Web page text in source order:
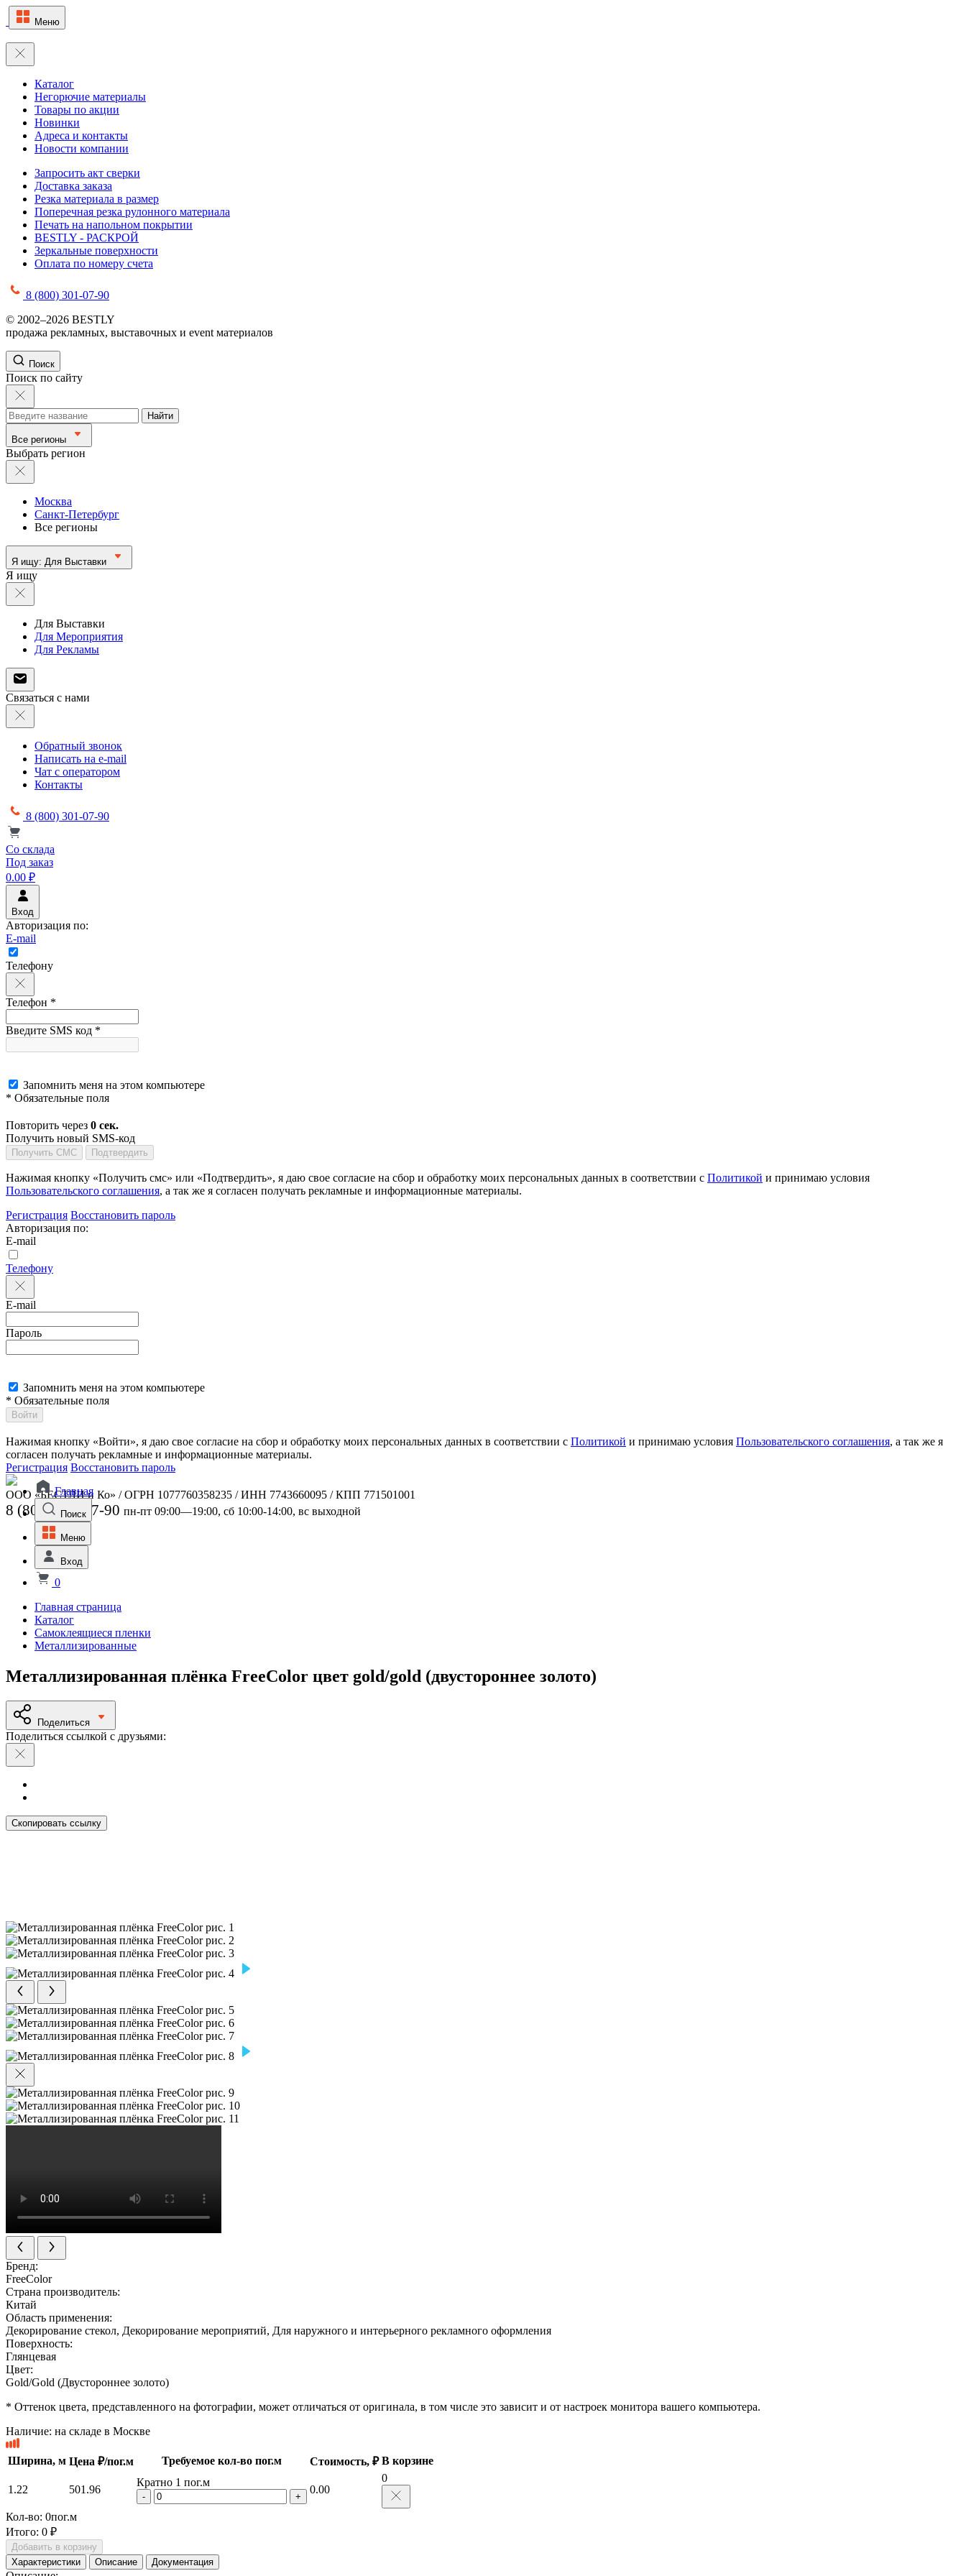
Меню
Каталог
Негорючие материалы
Товары по акции
Новинки
Адреса и контакты
Новости компании
Запросить акт сверки
Доставка заказа
Резка материала в размер
Поперечная резка рулонного материала
Печать на напольном покрытии
BESTLY - РАСКРОЙ
Зеркальные поверхности
Оплата по номеру счета
8 (800) 301-07-90
© 2002–2026 BESTLY
продажа рекламных, выставочных и event материалов
Поиск
Поиск по сайту
Найти
Все регионы
Выбрать регион
Москва
Санкт-Петербург
Все регионы
Я ищу: Для Выставки
Я ищу
Для Выставки
Для Мероприятия
Для Рекламы
Связаться с нами
Обратный звонок
Написать на e-mail
Чат с оператором
Контакты
8 (800) 301-07-90
Со склада
Под заказ
0.00 ₽
Вход
Авторизация по:
E-mail
Телефону
Телефон *
Введите SMS код *
Запомнить меня на этом компьютере
* Обязательные поля
Повторить через 0 сек.
Получить новый SMS-код
Получить СМС Подтвердить
Нажимая кнопку «Получить смс» или «Подтвердить», я даю свое согласие на сбор и обработку моих персональных данных в соответствии с Политикой и принимаю условия
Пользовательского соглашения, а так же я согласен получать рекламные и информационные материалы.
Регистрация Восстановить пароль
Авторизация по:
E-mail
Телефону
E-mail
Пароль
Запомнить меня на этом компьютере
* Обязательные поля
Войти
Нажимая кнопку «Войти», я даю свое согласие на сбор и обработку моих персональных данных в соответствии с Политикой и принимаю условия Пользовательского соглашения, а так же я
согласен получать рекламные и информационные материалы.
Регистрация Восстановить пароль
ООО «БЕСТЛИ и Ко» / ОГРН 1077760358235 / ИНН 7743660095 / КПП 771501001
8 (800) 301-07-90 пн-пт 09:00—19:00, сб 10:00-14:00, вс выходной
Главная
Поиск
Меню
Вход
0
Главная страница
Каталог
Самоклеящиеся пленки
Металлизированные
Металлизированная плёнка FreeColor цвет gold/gold (двустороннее золото)
Поделиться
Поделиться ссылкой с друзьями:
Скопировать ссылку
Бренд:
FreeColor
Страна производитель:
Китай
Область применения:
Декорирование стекол, Декорирование мероприятий, Для наружного и интерьерного рекламного оформления
Поверхность:
Глянцевая
Цвет:
Gold/Gold (Двустороннее золото)
* Оттенок цвета, представленного на фотографии, может отличаться от оригинала, в том числе это зависит и от настроек монитора вашего компьютера.
Наличие: на складе в Москве
Ширина, м Цена ₽/пог.м Требуемое кол-во пог.м Стоимость, ₽ В корзине
1.22 501.96
Кратно 1 пог.м
- +
0.00
0
Кол-во: 0пог.м
Итого: 0 ₽
Добавить в корзину
Характеристики
Описание Документация